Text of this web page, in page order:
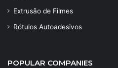
Extrusão de Filmes
Rótulos Autoadesivos
POPULAR COMPANIES